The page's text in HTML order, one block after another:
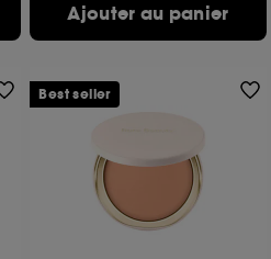
Ajouter au panier
Best seller